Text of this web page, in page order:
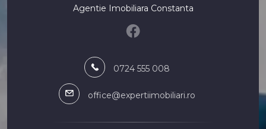
Spatii birouri de inchiriat in Constanta Trocadero
Spatii birouri de inchiriat in Constanta Coiciu
Spatii birouri de inchiriat in Constanta Ultracentral
Spatii birouri de inchiriat in Constanta Tomis II
Spatii birouri de inchiriat in Constanta City Park Mall
Spatii comerciale de inchiriat
Spatii comerciale de inchiriat in Constanta
Agentie Imobiliara Constanta
0724 555 008
office@expertiimobiliari.ro